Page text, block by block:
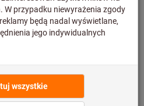
Udostępnij artykuł